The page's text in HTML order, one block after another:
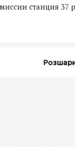
станция 37